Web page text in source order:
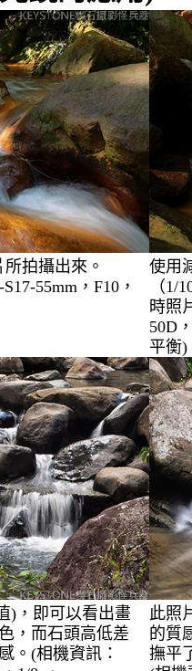
拍攝出來。
55mm，F10，
使用
（1/
時照
50D
平衡)
)，即可以看出畫
，而石頭高低差
。 (相機資訊：
此照
的質
撫平